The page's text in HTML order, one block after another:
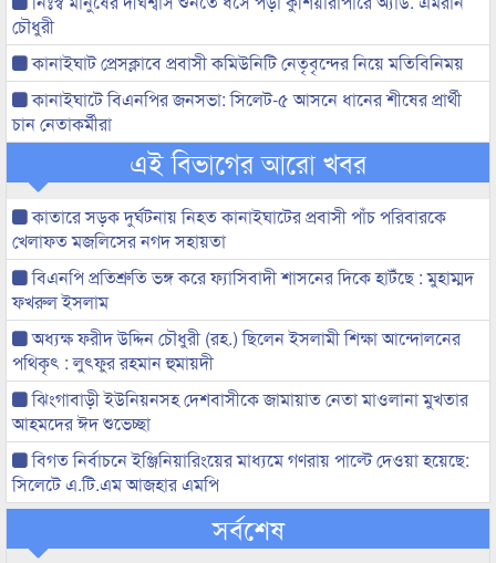
চৌধুরী
কানাইঘাট প্রেসক্লাবে প্রবাসী কমিউনিটি নেতৃবৃন্দের নিয়ে মতিবিনিময়
কানাইঘাটে বিএনপির জনসভা: সিলেট-৫ আসনে ধানের শীষের প্রার্থী
চান নেতাকর্মীরা
এই বিভাগের আরো খবর
কাতারে সড়ক দুর্ঘটনায় নিহত কানাইঘাটের প্রবাসী পাঁচ পরিবারকে
খেলাফত মজলিসের নগদ সহায়তা
বিএনপি প্রতিশ্রুতি ভঙ্গ করে ফ্যাসিবাদী শাসনের দিকে হাটঁছে : মুহাম্মদ
ফখরুল ইসলাম
অধ্যক্ষ ফরীদ উদ্দিন চৌধুরী (রহ.) ছিলেন ইসলামী শিক্ষা আন্দোলনের
পথিকৃৎ : লুৎফুর রহমান হুমায়দী
ঝিংগাবাড়ী ইউনিয়নসহ দেশবাসীকে জামায়াত নেতা মাওলানা মুখতার
আহমদের ঈদ শুভেচ্ছা
বিগত নির্বাচনে ইঞ্জিনিয়ারিংয়ের মাধ্যমে গণরায় পাল্টে দেওয়া হয়েছে:
সিলেটে এ.টি.এম আজহার এমপি
সর্বশেষ